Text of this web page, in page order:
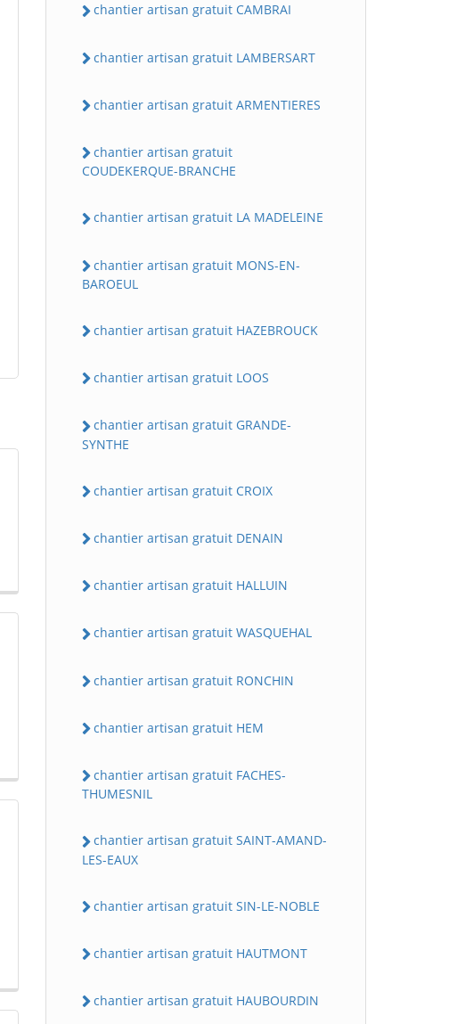
chantier artisan gratuit CAMBRAI
chantier artisan gratuit LAMBERSART
chantier artisan gratuit ARMENTIERES
chantier artisan gratuit
COUDEKERQUE-BRANCHE
chantier artisan gratuit LA MADELEINE
chantier artisan gratuit MONS-EN-
BAROEUL
chantier artisan gratuit HAZEBROUCK
chantier artisan gratuit LOOS
chantier artisan gratuit GRANDE-
SYNTHE
chantier artisan gratuit CROIX
chantier artisan gratuit DENAIN
chantier artisan gratuit HALLUIN
chantier artisan gratuit WASQUEHAL
chantier artisan gratuit RONCHIN
chantier artisan gratuit HEM
chantier artisan gratuit FACHES-
THUMESNIL
chantier artisan gratuit SAINT-AMAND-
LES-EAUX
chantier artisan gratuit SIN-LE-NOBLE
chantier artisan gratuit HAUTMONT
chantier artisan gratuit HAUBOURDIN